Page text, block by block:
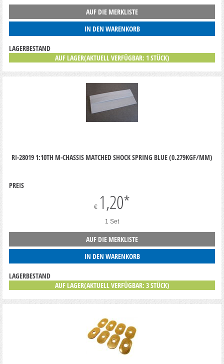
AUF DIE MERKLISTE
IN DEN WARENKORB
LAGERBESTAND
AUF LAGER(AKTUELL VERFÜGBAR: 1 STÜCK)
RI-28019 1:10TH M-CHASSIS MATCHED SHOCK SPRING BLUE (0.279KGF/MM)
PREIS
€ 1,20*
1 Set
AUF DIE MERKLISTE
IN DEN WARENKORB
LAGERBESTAND
AUF LAGER(AKTUELL VERFÜGBAR: 3 STÜCK)